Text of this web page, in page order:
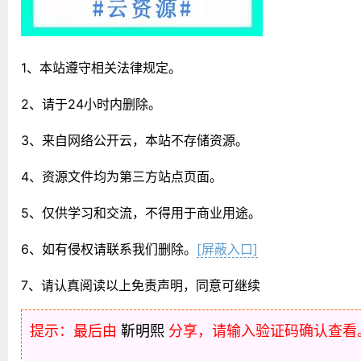
1、本站遵守相关法律规定。
2、请于24小时内删除。
3、来自网络公开云，本站不存储资源。
4、资源文件均为第三方站点页面。
5、仅供学习和交流，不得用于商业用途。
6、如有侵权请联系我们删除。 [屏蔽入口]
7、请认真阅读以上免责声明，同意可继续
提示：最后由 靳明熙 分享，请输入验证码确认查看